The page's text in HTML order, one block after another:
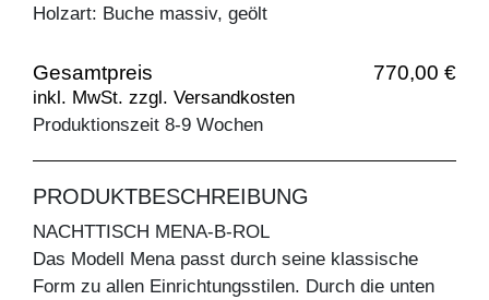
Holzart: Buche massiv, geölt
Gesamtpreis 770,00 €
inkl. MwSt. zzgl. Versandkosten
Produktionszeit 8-9 Wochen
PRODUKTBESCHREIBUNG
NACHTTISCH MENA-B-ROL
Das Modell Mena passt durch seine klassische
Form zu allen Einrichtungsstilen. Durch die unten